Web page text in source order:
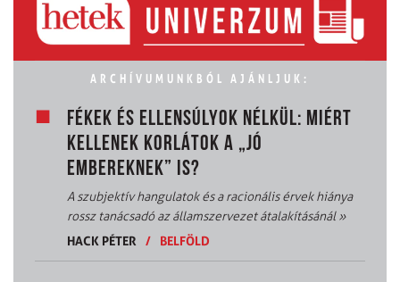
ARCHÍVUMUNKBÓL AJÁNLJUK:
FÉKEK ÉS ELLENSÚLYOK NÉLKÜL: MIÉRT
KELLENEK KORLÁTOK A „JÓ
EMBEREKNEK” IS?
A szubjektív hangulatok és a racionális érvek hiánya
rossz tanácsadó az államszervezet átalakításánál»
HACK PÉTER
/ BELFÖLD